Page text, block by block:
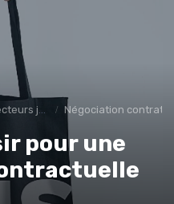
Négociation contrats
pour une